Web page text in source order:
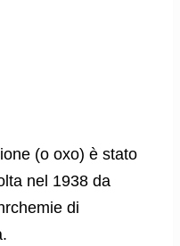
(o oxo) è stato
nel 1938 da
di